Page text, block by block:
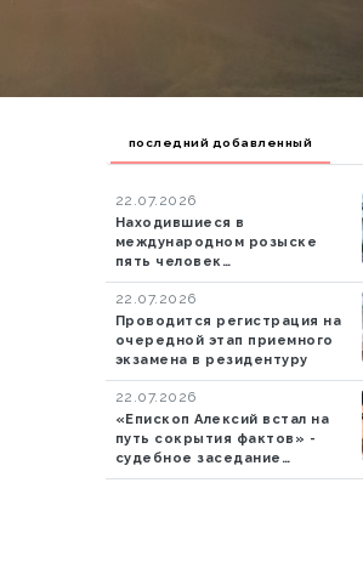
последний добавленный
22.07.2026
Находившиеся в
международном розыске
пять человек
экстрадированы в
Азербайджан
22.07.2026
Проводится регистрация на
очередной этап приемного
экзамена в резидентуру
22.07.2026
«Епископ Алексий встал на
путь сокрытия фактов» -
судебное заседание
продолжается